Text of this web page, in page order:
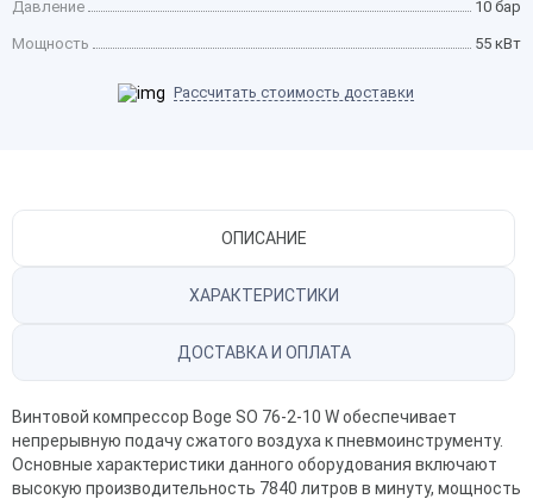
Давление 10 бар
Мощность 55 кВт
Рассчитать стоимость доставки
ОПИСАНИЕ
ХАРАКТЕРИСТИКИ
ДОСТАВКА И ОПЛАТА
Винтовой компрессор Boge SO 76-2-10 W обеспечивает
непрерывную подачу сжатого воздуха к пневмоинструменту.
Основные характеристики данного оборудования включают
высокую производительность 7840 литров в минуту, мощность